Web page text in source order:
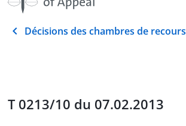
Décisions des chambres de recours
T 0213/10 du 07.02.2013